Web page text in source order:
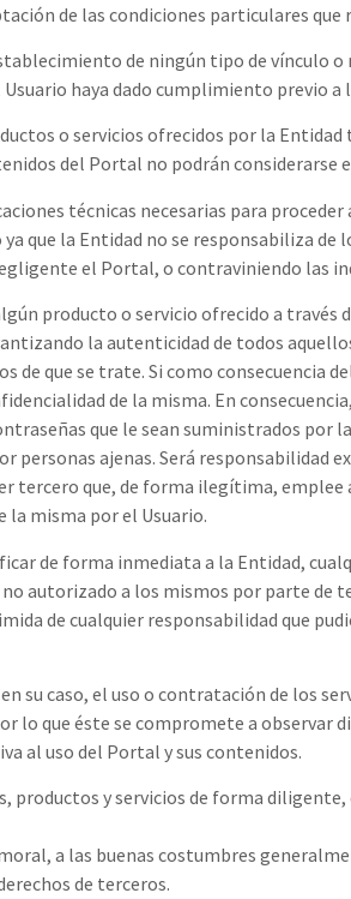
de las condiciones particulares
de ningún tipo de vínculo
haya dado cumplimiento previo a
o servicios ofrecidos por la
del Portal no podrán
técnicas necesarias para
que la Entidad no se responsabiliza
el Portal, o contraviniendo las
producto o servicio ofrecido a través
la autenticidad de todos
de que se trate. Si como consecuencia
de la misma. En
que le sean suministrados por
ajenas. Será responsabilidad
tercero que, de forma ilegítima,
la misma por el Usuario.
de forma inmediata a la Entidad,
autorizado a los mismos por parte de
de cualquier responsabilidad que
su caso, el uso o contratación de los
lo que éste se compromete a
al uso del Portal y sus contenidos.
productos y servicios de forma
a las buenas costumbres
de terceros.